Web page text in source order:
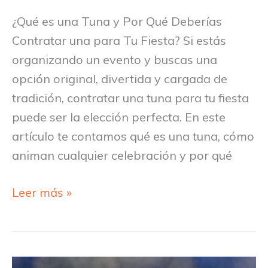
¿Qué es una Tuna y Por Qué Deberías
Contratar una para Tu Fiesta? Si estás
organizando un evento y buscas una
opción original, divertida y cargada de
tradición, contratar una tuna para tu fiesta
puede ser la elección perfecta. En este
artículo te contamos qué es una tuna, cómo
animan cualquier celebración y por qué
Fiesta?
Leer más »